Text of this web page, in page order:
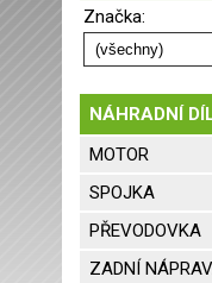
Značka:
NÁHRADNÍ
MOTOR
SPOJKA
PŘEVODOVKA
ZADNÍ